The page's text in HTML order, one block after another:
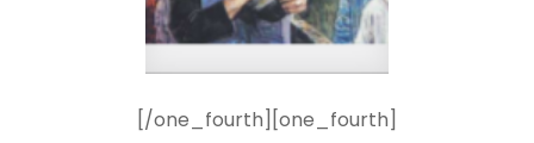
[/one_fourth][one_fourth]